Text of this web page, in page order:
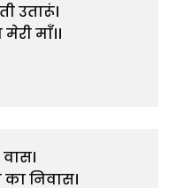
उतारूं।
माँ।।
निवास।